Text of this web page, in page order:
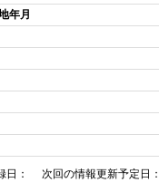
年月
日： 次回の情報更新予定日：